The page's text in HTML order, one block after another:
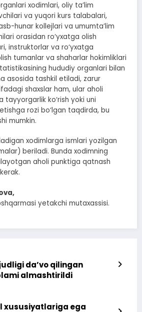
xodimlari, oliy ta’lim
va yuqori kurs talabalari,
hunar kollejlari va umumta’lim
orasidan ro‘yxatga olish
instruktorlar va ro‘yxatga
tumanlar va shaharlar hokimliklari
hududiy organlari bilan
asosida tashkil etiladi, zarur
shaxslar ham, ular aholi
tayyorgarlik ko‘rish yoki uni
rozi bo‘lgan taqdirda, bu
mumkin.
xodimlarga ismlari yozilgan
beriladi. Bunda xodimning
aholi punktiga qatnash
yetakchi mutaxassisi.
da’vo qilingan
almashtirildi
xususiyatlariga ega